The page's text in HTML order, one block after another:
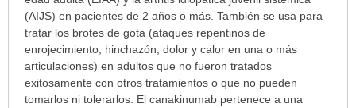
(AIJS) en pacientes de 2 años o más. También se usa para
tratar los brotes de gota (ataques repentinos de
enrojecimiento, hinchazón, dolor y calor en una o más
articulaciones) en adultos que no fueron tratados
exitosamente con otros tratamientos o que no pueden
tomarlos ni tolerarlos. El canakinumab pertenece a una